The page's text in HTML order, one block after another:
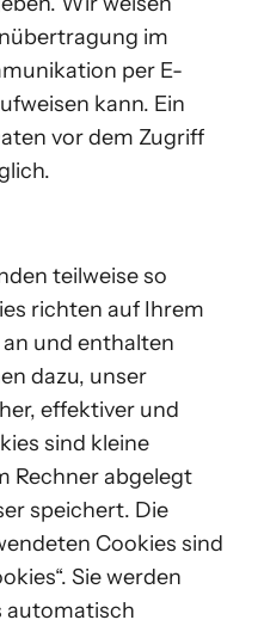
im
per E-
kann. Ein
vor dem Zugriff
teilweise so
richten auf Ihrem
und enthalten
dazu, unser
effektiver und
sind kleine
Rechner abgelegt
speichert. Die
Cookies sind
Sie werden
automatisch